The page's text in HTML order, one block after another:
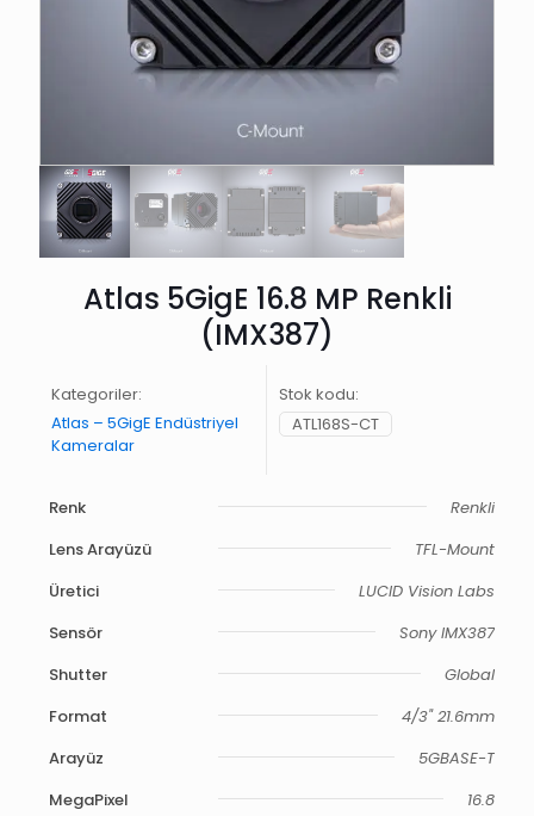
Atlas 5GigE 16.8 MP Renkli
(IMX387)
Kategoriler:
Atlas – 5GigE Endüstriyel
Kameralar
Stok kodu:
ATL168S-CT
Renk
Renkli
Lens Arayüzü
TFL-Mount
Üretici
LUCID Vision Labs
Sensör
Sony IMX387
Shutter
Global
Format
4/3" 21.6mm
Arayüz
5GBASE-T
MegaPixel
16.8